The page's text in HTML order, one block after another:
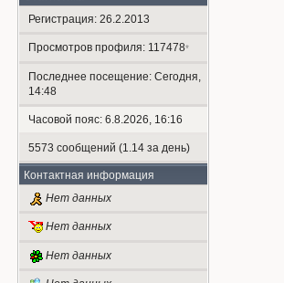
Регистрация: 26.2.2013
Просмотров профиля: 117478*
Последнее посещение: Сегодня,
14:48
Часовой пояс: 6.8.2026, 16:16
5573 сообщений (1.14 за день)
Контактная информация
Нет данных
Нет данных
Нет данных